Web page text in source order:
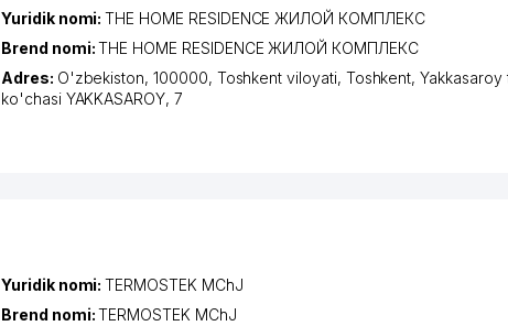
Yuridik nomi:THE HOME RESIDENCE ЖИЛОЙ КОМПЛЕКС
Brend nomi:THE HOME RESIDENCE ЖИЛОЙ КОМПЛЕКС
Adres: O'zbekiston, 100000, Toshkent viloyati, Toshkent,Yakkasaroy
ko'chasi YAKKASAROY, 7
Yuridik nomi:TERMOSTEK MChJ
Brend nomi:TERMOSTEK MChJ